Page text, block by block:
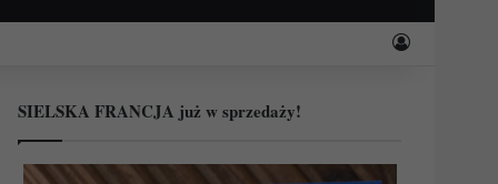
Zaloguj
SIELSKA FRANCJA już w sprzedaży!